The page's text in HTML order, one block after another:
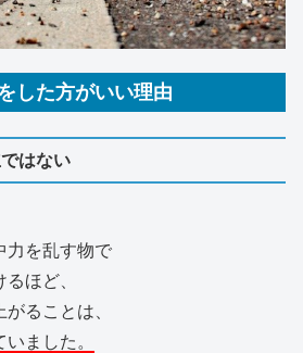
した方がいい理由
はない
力を乱す物で
ほど、
ることは、
ました。